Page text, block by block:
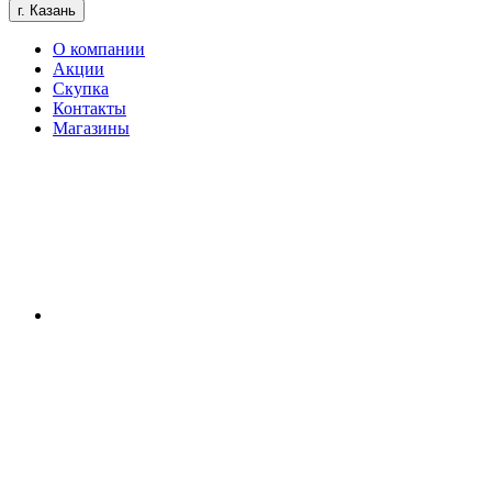
г. Казань
О компании
Акции
Скупка
Контакты
Магазины